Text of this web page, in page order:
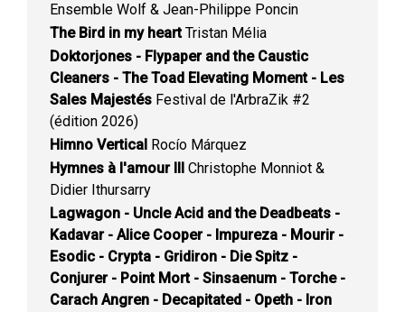
Ensemble Wolf & Jean-Philippe Poncin
The Bird in my heartTristan Mélia
Doktorjones - Flypaper and the Caustic
Cleaners - The Toad Elevating Moment - Les
Sales Majestés Festival de l'ArbraZik #2
(édition 2026)
Himno Vertical Rocío Márquez
Hymnes à l'amour III Christophe Monniot &
Didier Ithursarry
Lagwagon - Uncle Acid and the Deadbeats -
Kadavar - Alice Cooper - Impureza - Mourir -
Esodic - Crypta - Gridiron - Die Spitz -
Conjurer - Point Mort - Sinsaenum - Torche -
Carach Angren - Decapitated - Opeth - Iron